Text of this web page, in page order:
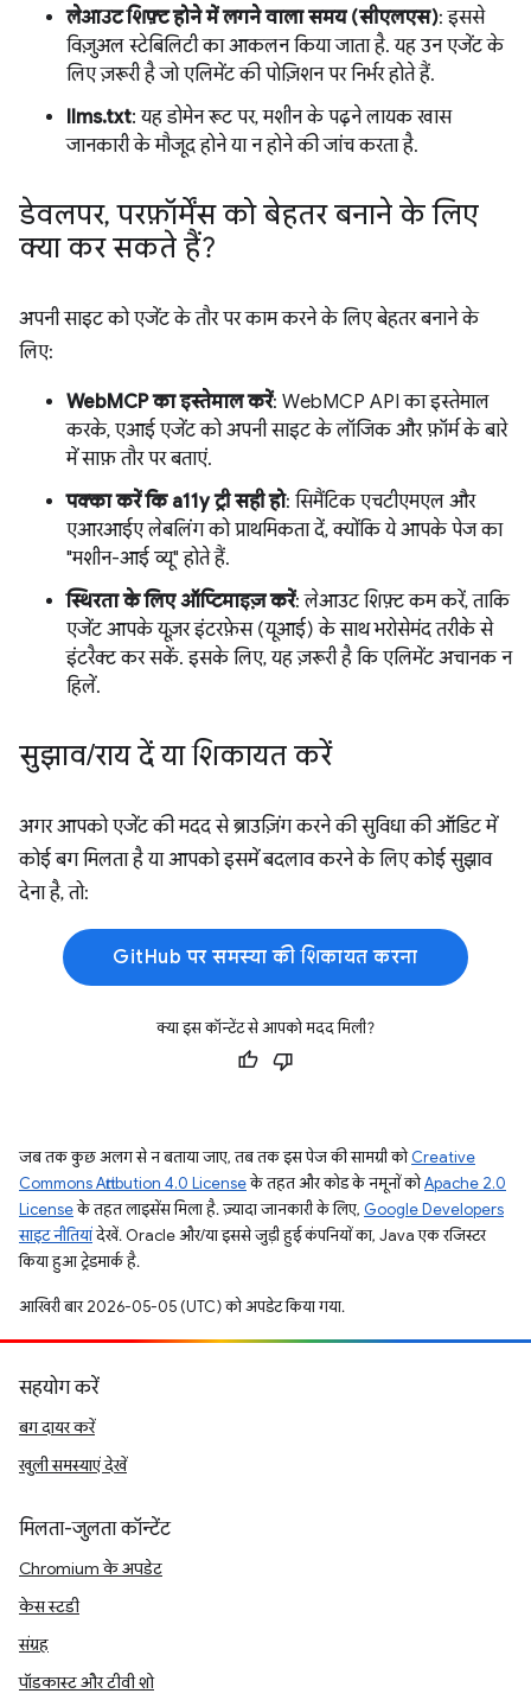
लेआउट शिफ़्ट होने में लगने वाला समय (सीएलएस): इससे
विज़ुअल स्टेबिलिटी का आकलन किया जाता है. यह उन एजेंट के
लिए ज़रूरी है जो एलिमेंट की पोज़िशन पर निर्भर होते हैं.
llms.txt: यह डोमेन रूट पर, मशीन के पढ़ने लायक खास
जानकारी के मौजूद होने या न होने की जांच करता है.
डेवलपर, परफ़ॉर्मेंस को बेहतर बनाने के लिए
क्या कर सकते हैं?
अपनी साइट को एजेंट के तौर पर काम करने के लिए बेहतर बनाने के
लिए:
WebMCP का इस्तेमाल करें: WebMCP API का इस्तेमाल
करके, एआई एजेंट को अपनी साइट के लॉजिक और फ़ॉर्म के बारे
में साफ़ तौर पर बताएं.
पक्का करें कि a11y ट्री सही हो: सिमैंटिक एचटीएमएल और
एआरआईए लेबलिंग को प्राथमिकता दें, क्योंकि ये आपके पेज का
"मशीन-आई व्यू" होते हैं.
स्थिरता के लिए ऑप्टिमाइज़ करें: लेआउट शिफ़्ट कम करें, ताकि
एजेंट आपके यूज़र इंटरफ़ेस (यूआई) के साथ भरोसेमंद तरीके से
इंटरैक्ट कर सकें. इसके लिए, यह ज़रूरी है कि एलिमेंट अचानक न
हिलें.
सुझाव/राय दें या शिकायत करें
अगर आपको एजेंट की मदद से ब्राउज़िंग करने की सुविधा की ऑडिट में
कोई बग मिलता है या आपको इसमें बदलाव करने के लिए कोई सुझाव
देना है, तो:
GitHub पर समस्या की शिकायत करना
क्या इस कॉन्टेंट से आपको मदद मिली?
जब तक कुछ अलग से न बताया जाए, तब तक इस पेज की सामग्री कोCreative
Commons Attribution 4.0 Licenseके तहत और कोड के नमूनों कोApache 2.0
Licenseके तहत लाइसेंस मिला है. ज़्यादा जानकारी के लिए, Google Developers
साइट नीतियांदेखें. Oracle और/या इससे जुड़ी हुई कंपनियों का, Java एक रजिस्टर
किया हुआ ट्रेडमार्क है.
आखिरी बार 2026-05-05 (UTC) को अपडेट किया गया.
सहयोग करें
बग दायर करें
खुली समस्याएं देखें
मिलता-जुलता कॉन्टेंट
Chromium के अपडेट
केस स्टडी
संग्रह
पॉडकास्ट और टीवी शो